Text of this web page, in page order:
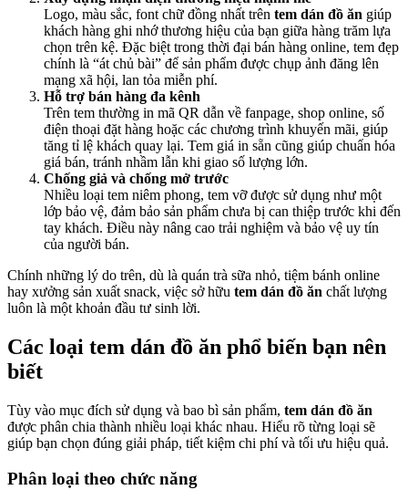
Logo, màu sắc, font chữ đồng nhất trên tem dán đồ ăn giúp
khách hàng ghi nhớ thương hiệu của bạn giữa hàng trăm lựa
chọn trên kệ. Đặc biệt trong thời đại bán hàng online, tem đẹp
chính là “át chủ bài” để sản phẩm được chụp ảnh đăng lên
mạng xã hội, lan tỏa miễn phí.
Hỗ trợ bán hàng đa kênh
Trên tem thường in mã QR dẫn về fanpage, shop online, số
điện thoại đặt hàng hoặc các chương trình khuyến mãi, giúp
tăng tỉ lệ khách quay lại. Tem giá in sẵn cũng giúp chuẩn hóa
giá bán, tránh nhầm lẫn khi giao số lượng lớn.
Chống giả và chống mở trước
Nhiều loại tem niêm phong, tem vỡ được sử dụng như một
lớp bảo vệ, đảm bảo sản phẩm chưa bị can thiệp trước khi đến
tay khách. Điều này nâng cao trải nghiệm và bảo vệ uy tín
của người bán.
Chính những lý do trên, dù là quán trà sữa nhỏ, tiệm bánh online
hay xưởng sản xuất snack, việc sở hữu tem dán đồ ăn chất lượng
luôn là một khoản đầu tư sinh lời.
Các loại tem dán đồ ăn phổ biến bạn nên
biết
Tùy vào mục đích sử dụng và bao bì sản phẩm, tem dán đồ ăn
được phân chia thành nhiều loại khác nhau. Hiểu rõ từng loại sẽ
giúp bạn chọn đúng giải pháp, tiết kiệm chi phí và tối ưu hiệu quả.
Phân loại theo chức năng